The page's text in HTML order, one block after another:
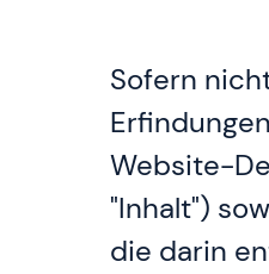
Sofern
Website-
"Inhalt")
die darin